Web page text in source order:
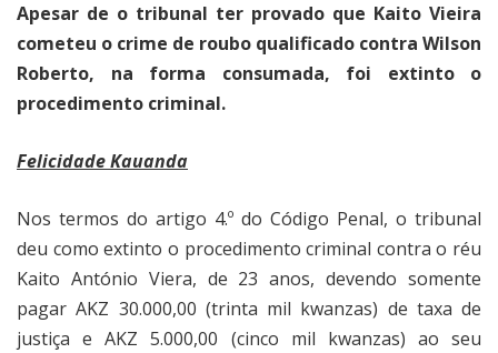
Apesar de o tribunal ter provado que Kaito Vieira
cometeu o crime de roubo qualificado contra Wilson
Roberto, na forma consumada, foi extinto o
procedimento criminal.
Felicidade Kauanda
Nos termos do artigo 4.º do Código Penal, o tribunal
deu como extinto o procedimento criminal contra o réu
Kaito António Viera, de 23 anos, devendo somente
pagar AKZ 30.000,00 (trinta mil kwanzas) de taxa de
justiça e AKZ 5.000,00 (cinco mil kwanzas) ao seu